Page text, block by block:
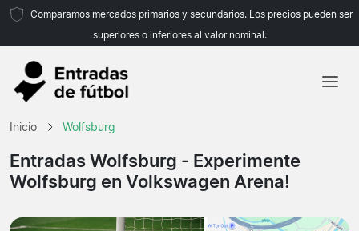
Comparamos mercados primarios y secundarios. Los precios pueden ser
superiores o inferiores al valor nominal.
Equipos
Ligas
Inicio Wolfsburg
Entradas Wolfsburg - Experimente
Wolfsburg en Volkswagen Arena!